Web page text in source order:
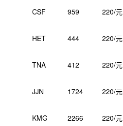
CSF 959 220/元
HET 444 220/元
TNA 412 220/元
JJN 1724 220/元
KMG 2266 220/元